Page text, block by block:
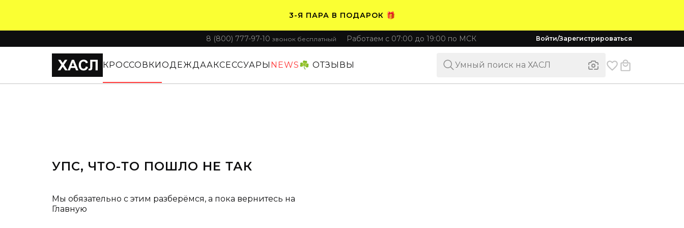
3-Я ПАРА В ПОДАРОК 🎁
ПЛАТИТЕ ЧАСТЯМИ. НОСИТЕ СРАЗУ 🛒
8 (800) 777-97-10 звонок бесплатный Работаем с 07:00 до 19:00 по МСК Войти/Зарегистрироваться
КРОССОВКИОДЕЖДААКСЕССУАРЫ NEWS☘️ ОТЗЫВЫ
УПС, ЧТО-ТО ПОШЛО НЕ ТАК
Мы обязательно с этим разберёмся, а пока вернитесь на
Главную